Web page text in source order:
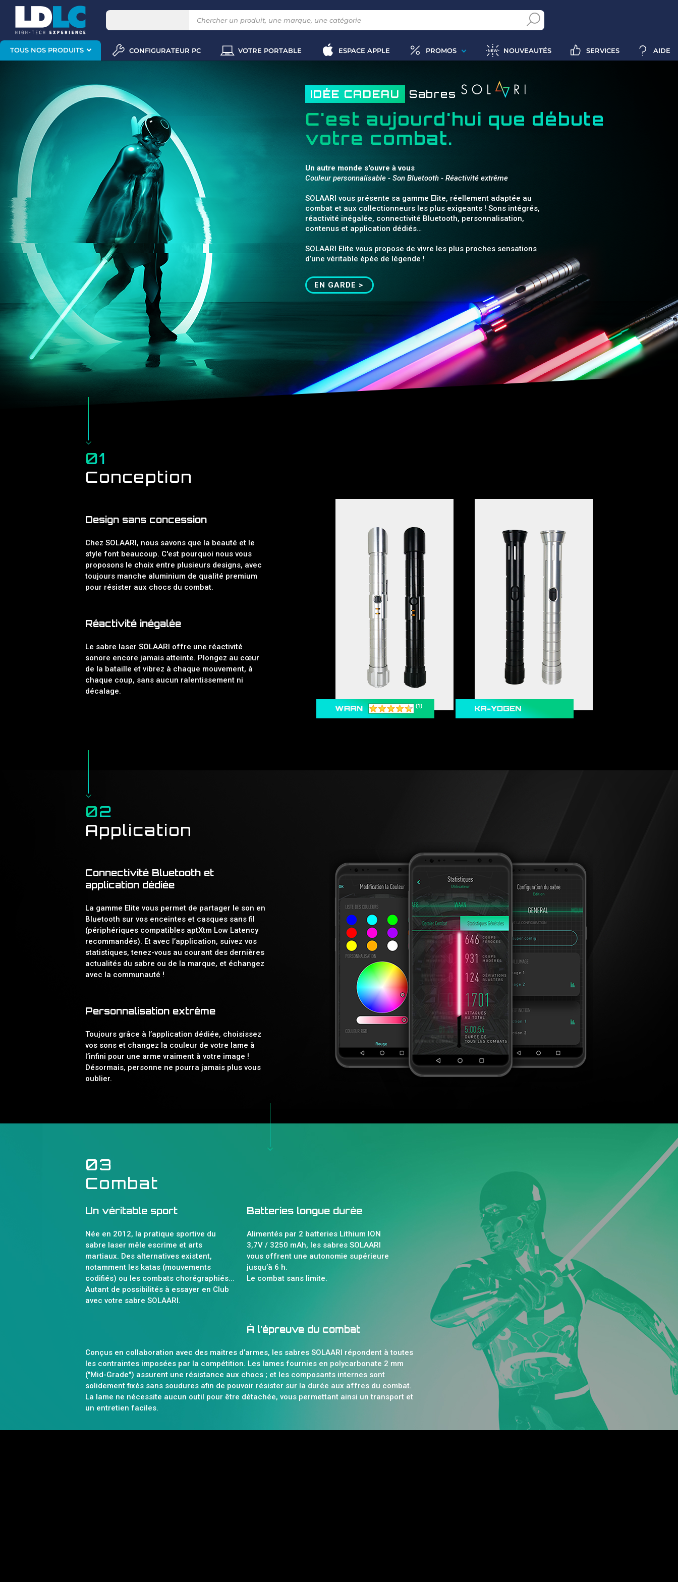
TOUS NOS PRODUITS CONFIGURATEUR PC VOTRE PORTABLE ESPACE APPLE PROMOS NOUVEAUTÉS SERVICES AIDE
IDÉE CADEAU Sabres
C'est aujourd'hui que débute
votre combat.
Un autre monde s'ouvre à vous
Couleur personnalisable - Son Bluetooth - Réactivité extrême
SOLAARI vous présente sa gamme Elite, réellement adaptée au
combat et aux collectionneurs les plus exigeants ! Sons intégrés,
réactivité inégalée, connectivité Bluetooth, personnalisation,
contenus et application dédiés…
SOLAARI Elite vous propose de vivre les plus proches sensations
d’une véritable épée de légende !
EN GARDE >
01
Conception
Design sans concession
Chez SOLAARI, nous savons que la beauté et le
style font beaucoup. C'est pourquoi nous vous
proposons le choix entre plusieurs designs, avec
toujours manche aluminium de qualité premium
pour résister aux chocs du combat.
Réactivité inégalée
Le sabre laser SOLAARI offre une réactivité
sonore encore jamais atteinte. Plongez au cœur
de la bataille et vibrez à chaque mouvement, à
chaque coup, sans aucun ralentissement ni
décalage.
02
Application
Connectivité Bluetooth et
application dédiée
La gamme Elite vous permet de partager le son en
Bluetooth sur vos enceintes et casques sans fil
(périphériques compatibles aptXtm Low Latency
recommandés). Et avec l’application, suivez vos
statistiques, tenez-vous au courant des dernières
actualités du sabre ou de la marque, et échangez
avec la communauté !
Personnalisation extrême
Toujours grâce à l’application dédiée, choisissez
vos sons et changez la couleur de votre lame à
l’infini pour une arme vraiment à votre image !
Désormais, personne ne pourra jamais plus vous
oublier.
03
Combat
Un véritable sport
Née en 2012, la pratique sportive du
sabre laser mêle escrime et arts
martiaux. Des alternatives existent,
notamment les katas (mouvements
codifiés) ou les combats chorégraphiés...
Autant de possibilités à essayer en Club
avec votre sabre SOLAARI.
Batteries longue durée
Alimentés par 2 batteries Lithium ION
3,7V / 3250 mAh, les sabres SOLAARI
vous offrent une autonomie supérieure
jusqu’à 6 h.
Le combat sans limite.
À l’épreuve du combat
Conçus en collaboration avec des maitres d’armes, les sabres SOLAARI répondent à toutes
les contraintes imposées par la compétition. Les lames fournies en polycarbonate 2 mm
("Mid-Grade") assurent une résistance aux chocs ; et les composants internes sont
solidement fixés sans soudures afin de pouvoir résister sur la durée aux affres du combat.
La lame ne nécessite aucun outil pour être détachée, vous permettant ainsi un transport et
un entretien faciles.